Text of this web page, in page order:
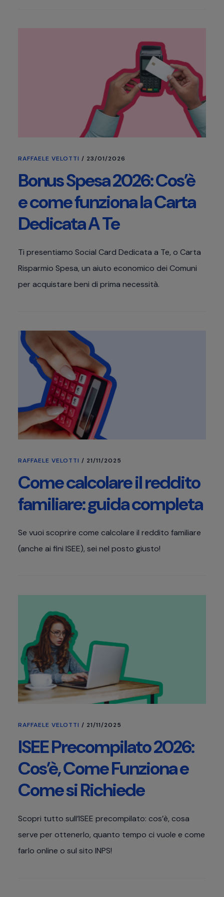
RAFFAELE VELOTTI / 23/01/2026
Bonus Spesa 2026: Cos’è
e come funziona la Carta
Dedicata A Te
Ti presentiamo Social Card Dedicata a Te, o Carta
Risparmio Spesa, un aiuto economico dei Comuni
per acquistare beni di prima necessità.
RAFFAELE VELOTTI / 21/11/2025
Come calcolare il reddito
familiare: guida completa
Se vuoi scoprire come calcolare il reddito familiare
(anche ai fini ISEE), sei nel posto giusto!
RAFFAELE VELOTTI / 21/11/2025
ISEE Precompilato 2026:
Cos’è, Come Funziona e
Come si Richiede
Scopri tutto sull’ISEE precompilato: cos’è, cosa
serve per ottenerlo, quanto tempo ci vuole e come
farlo online o sul sito INPS!